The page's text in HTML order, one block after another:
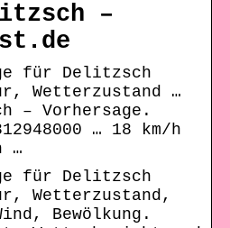
–
für Delitzsch
Wetterzustand …
– Vorhersage.
… 18 km/h
…
für Delitzsch
Wetterzustand,
Bewölkung.